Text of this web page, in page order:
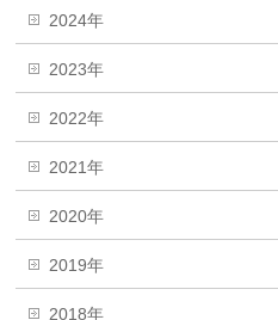
2024年
2023年
2022年
2021年
2020年
2019年
2018年